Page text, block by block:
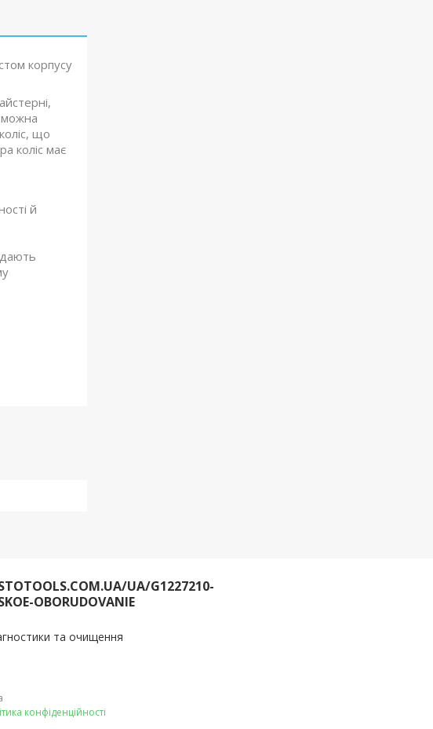
корпусу
можна
що
коліс має
й
UA/G1227210-
OBORUDOVANIE
та очищення
конфіденційності